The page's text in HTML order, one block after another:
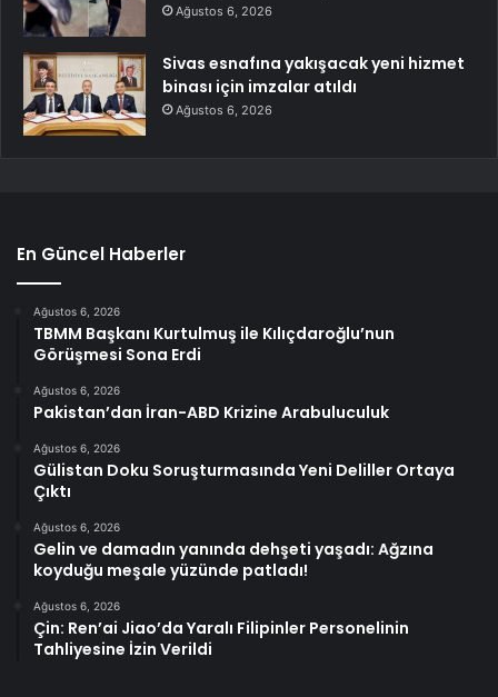
Ağustos 6, 2026
Sivas esnafına yakışacak yeni hizmet
binası için imzalar atıldı
Ağustos 6, 2026
En Güncel Haberler
Ağustos 6, 2026
TBMM Başkanı Kurtulmuş ile Kılıçdaroğlu’nun
Görüşmesi Sona Erdi
Ağustos 6, 2026
Pakistan’dan İran-ABD Krizine Arabuluculuk
Ağustos 6, 2026
Gülistan Doku Soruşturmasında Yeni Deliller Ortaya
Çıktı
Ağustos 6, 2026
Gelin ve damadın yanında dehşeti yaşadı: Ağzına
koyduğu meşale yüzünde patladı!
Ağustos 6, 2026
Çin: Ren’ai Jiao’da Yaralı Filipinler Personelinin
Tahliyesine İzin Verildi